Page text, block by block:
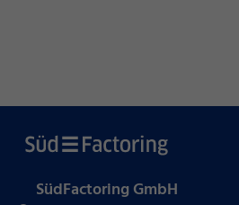
SüdFactoring GmbH